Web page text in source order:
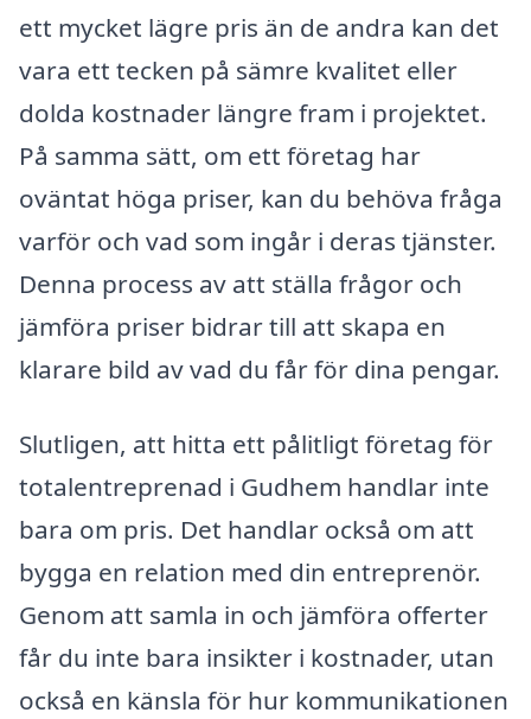
ett mycket lägre pris än de andra kan det
vara ett tecken på sämre kvalitet eller
dolda kostnader längre fram i projektet.
På samma sätt, om ett företag har
oväntat höga priser, kan du behöva fråga
varför och vad som ingår i deras tjänster.
Denna process av att ställa frågor och
jämföra priser bidrar till att skapa en
klarare bild av vad du får för dina pengar.
Slutligen, att hitta ett pålitligt företag för
totalentreprenad i Gudhem handlar inte
bara om pris. Det handlar också om att
bygga en relation med din entreprenör.
Genom att samla in och jämföra offerter
får du inte bara insikter i kostnader, utan
också en känsla för hur kommunikationen